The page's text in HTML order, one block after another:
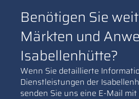
Benötigen Sie
Märkten und
Isabellenhütte?
Wenn Sie detaillierte
Dienstleistungen der
senden Sie uns eine E-Mail